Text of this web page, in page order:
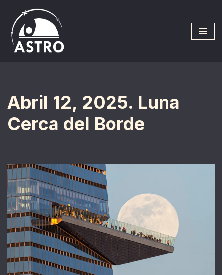
Saltar
al
contenido
Abril 12, 2025. Luna
Cerca del Borde